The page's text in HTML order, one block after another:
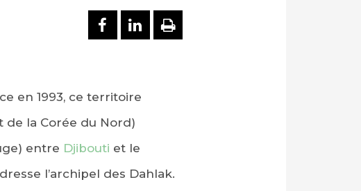
PARTAGER SUR FACEBOOK
PARTAGER SUR
IMPRIMER
en 1993, ce territoire
de la Corée du Nord)
entre Djibouti et le
l’archipel des Dahlak.